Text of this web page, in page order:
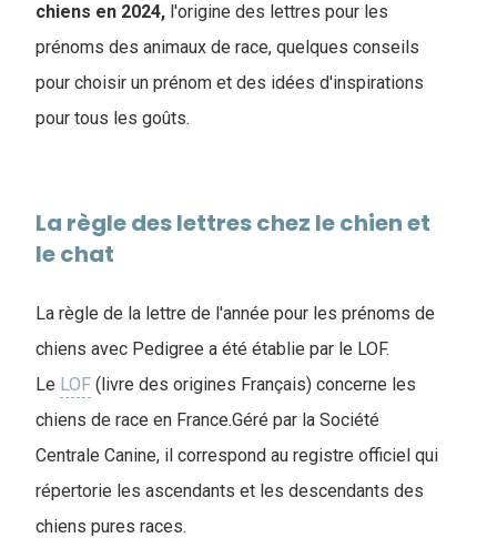
chiens en 2024, l'origine des lettres pour les
prénoms des animaux de race, quelques conseils
pour choisir un prénom et des idées d'inspirations
pour tous les goûts.
La règle des lettres chez le chien et
le chat
La règle de la lettre de l'année pour les prénoms de
chiens avec Pedigree a été établie par le LOF.
Le LOF (livre des origines Français) concerne les
chiens de race en France.Géré par la Société
Centrale Canine, il correspond au registre officiel qui
répertorie les ascendants et les descendants des
chiens pures races.